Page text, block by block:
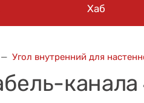
Хаб
Угол внутренний для